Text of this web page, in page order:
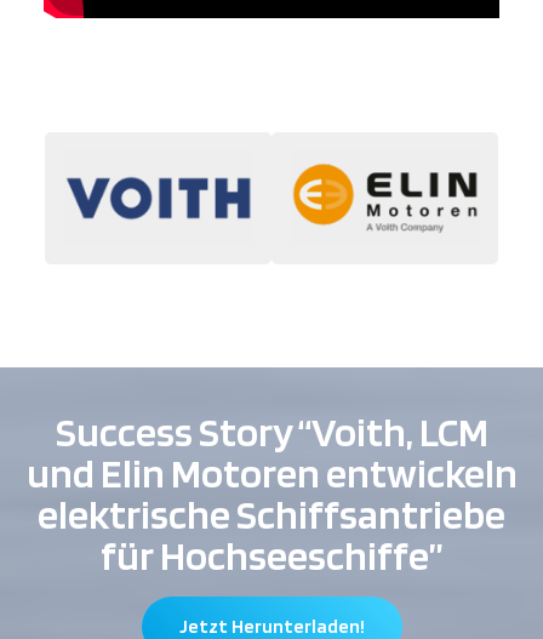
Success Story “Voith, LCM
und Elin Motoren entwickeln
elektrische Schiffsantriebe
für Hochseeschiffe”
Jetzt Herunterladen!